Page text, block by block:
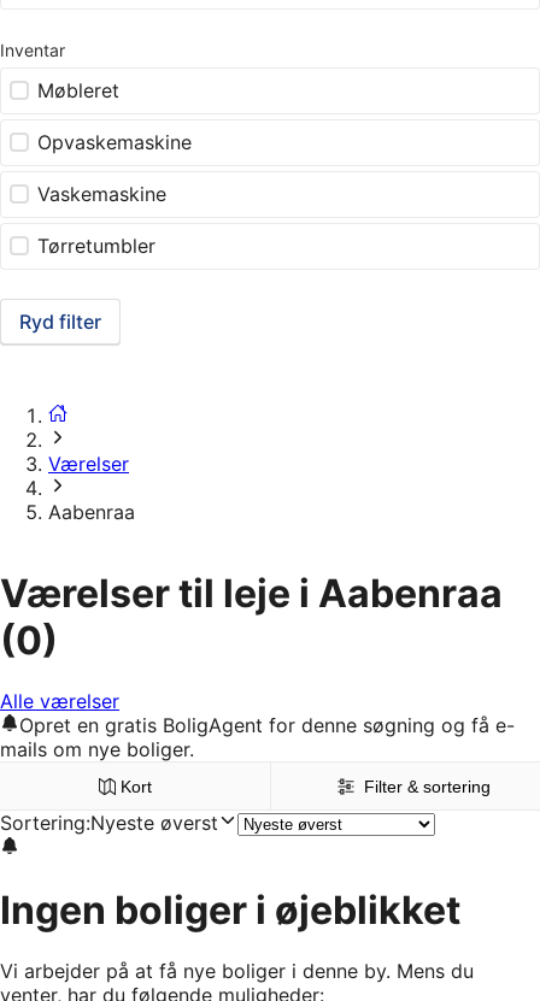
Inventar
Møbleret
Opvaskemaskine
Vaskemaskine
Tørretumbler
Ryd filter
Værelser
Aabenraa
Værelser til leje i Aabenraa
(0)
Alle værelser
Opret en gratis BoligAgent for denne søgning og få e-
mails om nye boliger.
Kort Filter & sortering
Sortering:Nyeste øverst
Ingen boliger i øjeblikket
Vi arbejder på at få nye boliger i denne by. Mens du
venter, har du følgende muligheder: